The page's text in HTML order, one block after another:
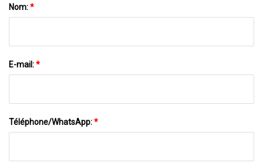
Nom:*
E-mail:*
Téléphone/WhatsApp:*